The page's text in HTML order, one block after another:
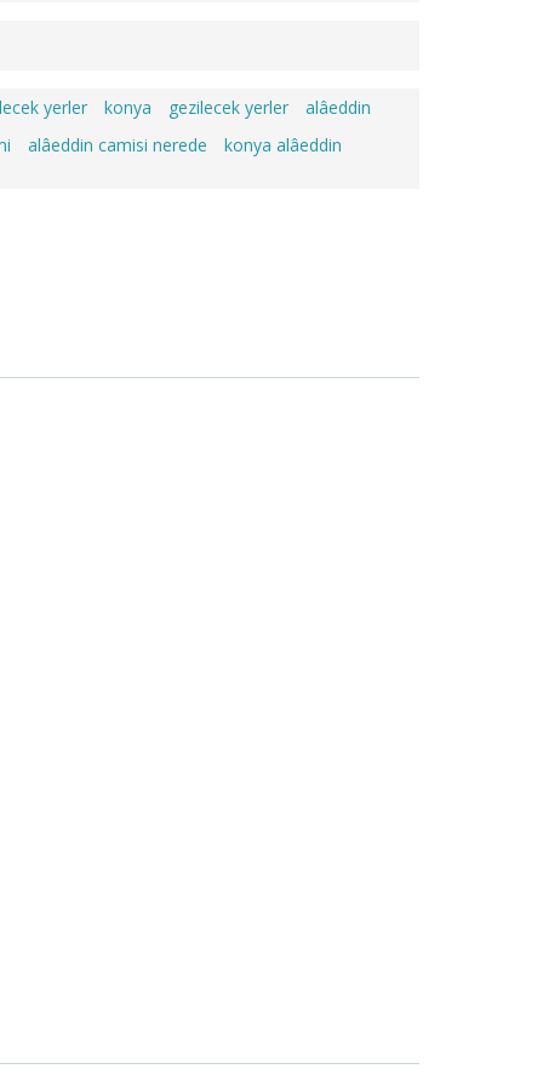
yerler konya gezilecek yerler
alâeddin
alâeddin camisi nerede konya alâeddin